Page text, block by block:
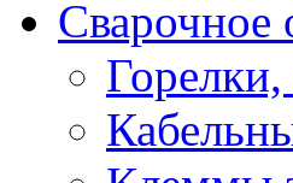
Сварочное